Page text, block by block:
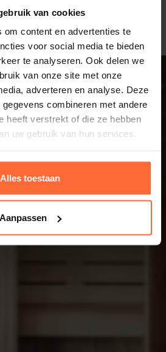
van cookies
om content en advertenties te
voor social media te bieden
te analyseren. Ook delen we
van onze site met onze
adverteren en analyse. Deze
combineren met andere
heeft verstrekt of die ze hebben
uw gebruik van hun services.
Alles toestaan
Aanpassen
1 2